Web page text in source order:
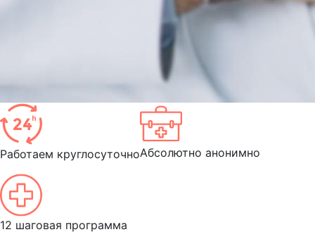
Работаем круглосуточноАбсолютно анонимно
12 шаговая программа